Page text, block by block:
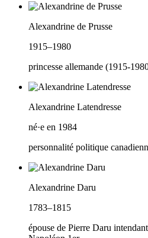
Alexandrine de Prusse
1915–1980
princesse allemande (1915-
Alexandrine Latendresse
né·e en 1984
personnalité politique
Alexandrine Daru
1783–1815
épouse de Pierre Daru